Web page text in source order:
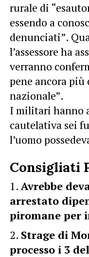
rurale di
essendo a
denunciati”.
l’assessore ha
verranno
pene ancora più
nazionale”.
I militari hanno
cautelativa sei
l’uomo
Consigliati
Avrebbe
arrestato
piromane per
Strage di
processo i 3